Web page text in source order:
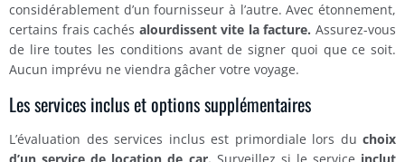
considérablement d’un fournisseur à l’autre. Avec étonnement,
certains frais cachés alourdissent vite la facture. Assurez-vous
de lire toutes les conditions avant de signer quoi que ce soit.
Aucun imprévu ne viendra gâcher votre voyage.
Les services inclus et options supplémentaires
L’évaluation des services inclus est primordiale lors du choix